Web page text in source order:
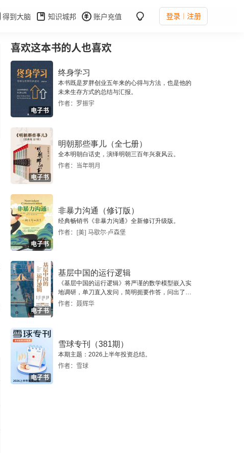
得到大脑 知识城邦 账户充值 登录 注册
喜欢这本书的人也喜欢
电子书
终身学习
本书既是罗胖创业五年来的心得与方法，也是他的
未来生存方式的总结与汇报。
作者：罗振宇
电子书
明朝那些事儿（全七册）
全本明朝白话史，演绎明朝三百年兴衰风云。
作者：当年明月
电子书
非暴力沟通（修订版）
经典畅销书《非暴力沟通》全新修订升级版。
作者：[美] 马歇尔·卢森堡
电子书
基层中国的运行逻辑
《基层中国的运行逻辑》将严谨的数学模型嵌入实
地调研，单刀直入发问，简明扼要作答，问出了一
个真实切近的基层中国。
作者：聂辉华
电子书
雪球专刊（381期）
本期主题：2026上半年投资总结。
作者：雪球